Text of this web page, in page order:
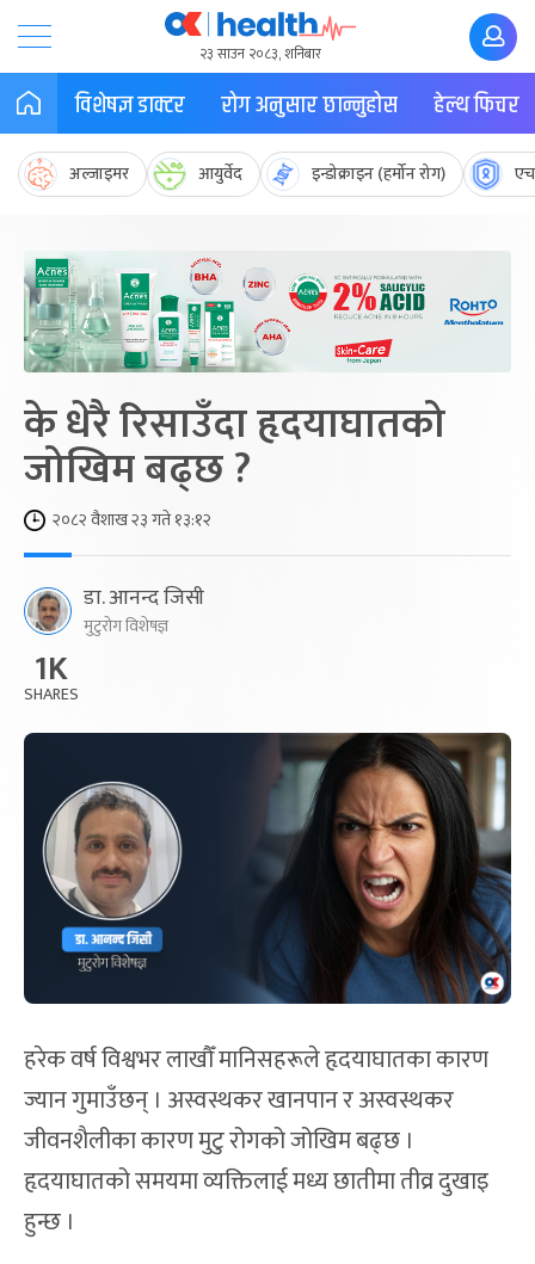
२३ साउन २०८३, शनिबार
विशेषज्ञ डाक्टर रोग अनुसार छान्नुहोस हेल्थ फिचर
अल्जाइमर आयुर्वेद इन्डोक्राइन (हर्मोन रोग)
के धेरै रिसाउँदा हृदयाघातको
जोखिम बढ्छ ?
२०८२ वैशाख २३ गते १३:१२
डा. आनन्द जिसी
मुटुरोग विशेषज्ञ
1K
SHARES
हरेक वर्ष विश्वभर लाखौँ मानिसहरूले हृदयाघातका कारण
ज्यान गुमाउँछन् । अस्वस्थकर खानपान र अस्वस्थकर
जीवनशैलीका कारण मुटु रोगको जोखिम बढ्छ ।
हृदयाघातको समयमा व्यक्तिलाई मध्य छातीमा तीव्र दुखाइ
हुन्छ ।